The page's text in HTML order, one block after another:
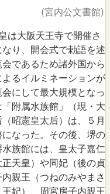
(宮内公文書館)
は大阪天王寺で開催さ
り、開会式で勅語を述
であるため諸外国から
るイルミネーションが
にして最大規模となっ
附属水族館」（現・大
昭憲皇太后）は、５月
なった。その後、堺の
族館には、皇太子嘉仁
天皇）や同妃（後の貞
親王（つねのみやまさ
妃）、周宮房子内親王